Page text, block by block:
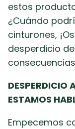
estos
¿Cuándo
cinturones,
desperdicio
DESPERDICIO
ESTAMOS
Empecemos